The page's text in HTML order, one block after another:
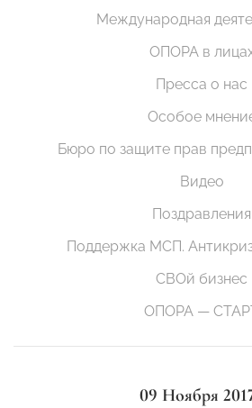
Международная
ОПОРА в
Пресса о нас
Особое
Бюро по защите прав
Видео
Поздравления
Поддержка МСП.
СВОй бизнес
ОПОРА —
09 Ноября